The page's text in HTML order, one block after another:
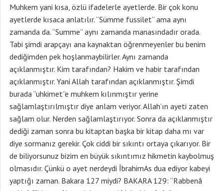
Muhkem yani kısa, özlü ifadelerle ayetlerde. Bir çok konu
ayetlerde kısaca anlatılır. “Sümme fussilet” ama aynı
zamanda da. “Summe” aynı zamanda manasındadır orada.
Tabi şimdi arapçayı ana kaynaktan öğrenmeyenler bu benim
dediğimden pek hoşlanmaybilirler. Aynı zamanda
açıklanmıştır. Kim tarafından? Hakim ve habir tarafından
açıklanmıştır. Yani Allah tarafından açıklanmıştır. Şimdi
burada “uhkimet”e muhkem kılınmıştır yerine
sağlamlaştırılmıştır diye anlam veriyor. Allah’ın ayeti zaten
sağlam olur. Nerden sağlamlaştırıyor. Sonra da açıklanmıştır
dediği zaman sonra bu kitaptan başka bir kitap daha mı var
diye sormanız gerekir. Çok ciddi bir sıkıntı ortaya çıkarıyor. Bir
de biliyorsunuz bizim en büyük sıkıntımız hikmetin kaybolmuş
olmasıdır. Çünkü o ayet nerdeydi İbrahimAs dua ediyor kabeyi
yaptığı zaman. Bakara 127 miydi? BAKARA 129: “Rabbenâ